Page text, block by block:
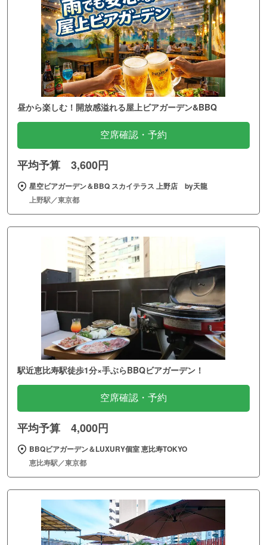
昼から楽しむ！開放感溢れる屋上ビアガーデン&BBQ
空席確認・予約
平均予算 3,600円
星空ビアガーデン＆BBQ スカイテラス 上野店 by天龍
上野駅／東京都
駅近恵比寿駅徒歩1分×手ぶらBBQビアガーデン！
空席確認・予約
平均予算 4,000円
BBQビアガーデン＆LUXURY個室 恵比寿TOKYO
恵比寿駅／東京都